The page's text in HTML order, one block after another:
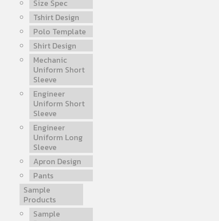
Size Spec
Tshirt Design
Polo Template
Shirt Design
Mechanic
Uniform Short
Sleeve
Engineer
Uniform Short
Sleeve
Engineer
Uniform Long
Sleeve
Apron Design
Pants
Sample
Products
Sample